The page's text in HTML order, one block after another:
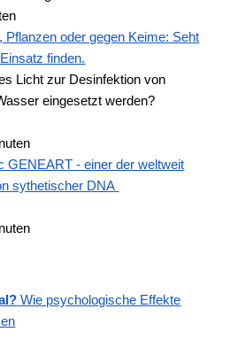
oder gegen Keime: Seht
finden.
Licht zur Desinfektion von
eingesetzt werden?
GENEART - einer der weltweit
sythetischer DNA
Wie psychologische Effekte